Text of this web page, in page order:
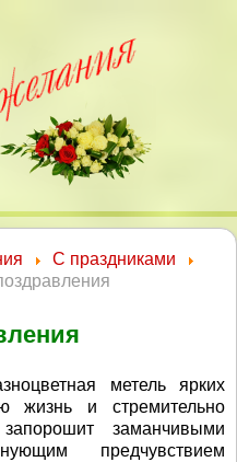
С праздниками
метель ярких
жизнь и стремительно
заманчивыми
предчувствием